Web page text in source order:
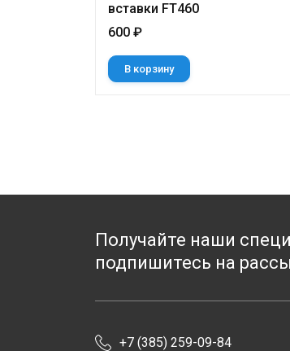
вставки FT460
600 ₽
В корзину
Получайте наши
подпишитесь на
+7 (385) 259-09-84